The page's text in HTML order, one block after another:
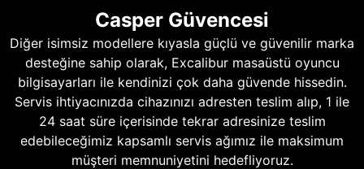
Casper Güvencesi
Diğer isimsiz modellere kıyasla güçlü ve güvenilir marka
desteğine sahip olarak, Excalibur masaüstü oyuncu
bilgisayarları ile kendinizi çok daha güvende hissedin.
Servis ihtiyacınızda cihazınızı adresten teslim alıp, 1 ile
24 saat süre içerisinde tekrar adresinize teslim
edebileceğimiz kapsamlı servis ağımız ile maksimum
müşteri memnuniyetini hedefliyoruz.